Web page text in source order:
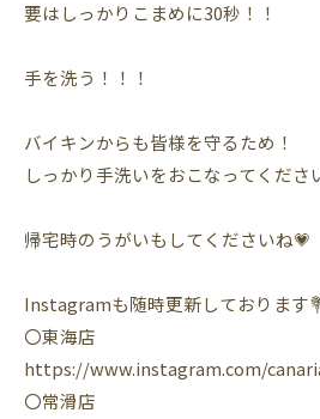
要はしっかりこまめに30秒！！
手を洗う！！！
バイキンからも皆様を守るため！
しっかり手洗いをおこなってくださ
帰宅時のうがいもしてくださいね💗
Instagramも随時更新しております
〇東海店
https://www.instagram.com/
〇常滑店